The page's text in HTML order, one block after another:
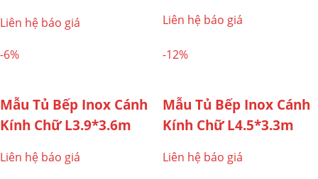
Liên hệ báo giá Liên hệ báo giá
-6%
Mẫu Tủ Bếp Inox Cánh
Kính Chữ L3.9*3.6m
Liên hệ báo giá
-12%
Mẫu Tủ Bếp Inox Cánh
Kính Chữ L4.5*3.3m
Liên hệ báo giá